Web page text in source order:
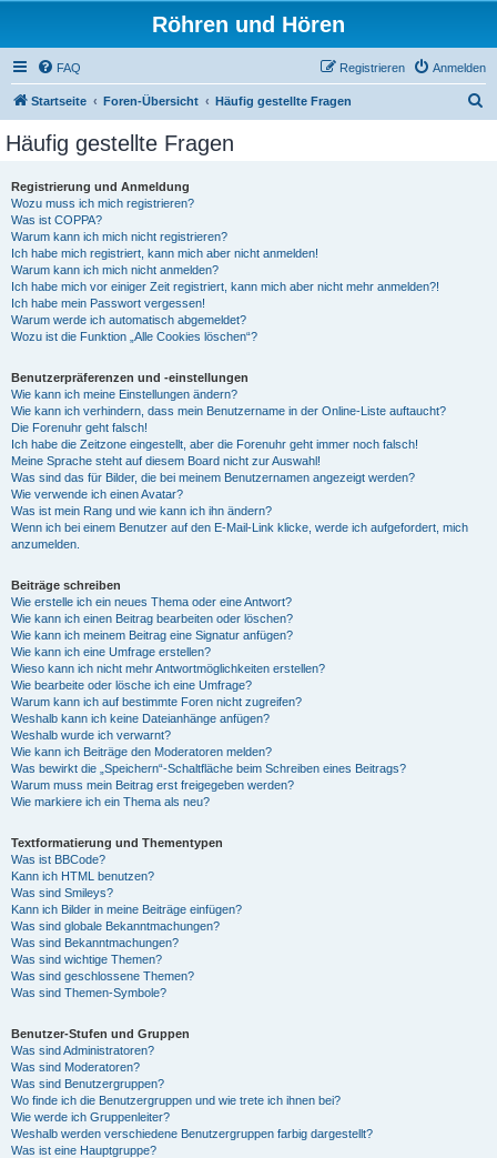
Röhren und Hören
FAQ Anmelden
Registrieren
Startseite Foren-Übersicht Häufig gestellte Fragen
Häufig gestellte Fragen
Registrierung und Anmeldung
Wozu muss ich mich registrieren?
Was ist COPPA?
Warum kann ich mich nicht registrieren?
Ich habe mich registriert, kann mich aber nicht anmelden!
Warum kann ich mich nicht anmelden?
Ich habe mich vor einiger Zeit registriert, kann mich aber nicht mehr anmelden?!
Ich habe mein Passwort vergessen!
Warum werde ich automatisch abgemeldet?
Wozu ist die Funktion „Alle Cookies löschen“?
Benutzerpräferenzen und -einstellungen
Wie kann ich meine Einstellungen ändern?
Wie kann ich verhindern, dass mein Benutzername in der Online-Liste auftaucht?
Die Forenuhr geht falsch!
Ich habe die Zeitzone eingestellt, aber die Forenuhr geht immer noch falsch!
Meine Sprache steht auf diesem Board nicht zur Auswahl!
Was sind das für Bilder, die bei meinem Benutzernamen angezeigt werden?
Wie verwende ich einen Avatar?
Was ist mein Rang und wie kann ich ihn ändern?
Wenn ich bei einem Benutzer auf den E-Mail-Link klicke, werde ich aufgefordert, mich
anzumelden.
Beiträge schreiben
Wie erstelle ich ein neues Thema oder eine Antwort?
Wie kann ich einen Beitrag bearbeiten oder löschen?
Wie kann ich meinem Beitrag eine Signatur anfügen?
Wie kann ich eine Umfrage erstellen?
Wieso kann ich nicht mehr Antwortmöglichkeiten erstellen?
Wie bearbeite oder lösche ich eine Umfrage?
Warum kann ich auf bestimmte Foren nicht zugreifen?
Weshalb kann ich keine Dateianhänge anfügen?
Weshalb wurde ich verwarnt?
Wie kann ich Beiträge den Moderatoren melden?
Was bewirkt die „Speichern“-Schaltfläche beim Schreiben eines Beitrags?
Warum muss mein Beitrag erst freigegeben werden?
Wie markiere ich ein Thema als neu?
Textformatierung und Thementypen
Was ist BBCode?
Kann ich HTML benutzen?
Was sind Smileys?
Kann ich Bilder in meine Beiträge einfügen?
Was sind globale Bekanntmachungen?
Was sind Bekanntmachungen?
Was sind wichtige Themen?
Was sind geschlossene Themen?
Was sind Themen-Symbole?
Benutzer-Stufen und Gruppen
Was sind Administratoren?
Was sind Moderatoren?
Was sind Benutzergruppen?
Wo finde ich die Benutzergruppen und wie trete ich ihnen bei?
Wie werde ich Gruppenleiter?
Weshalb werden verschiedene Benutzergruppen farbig dargestellt?
Was ist eine Hauptgruppe?